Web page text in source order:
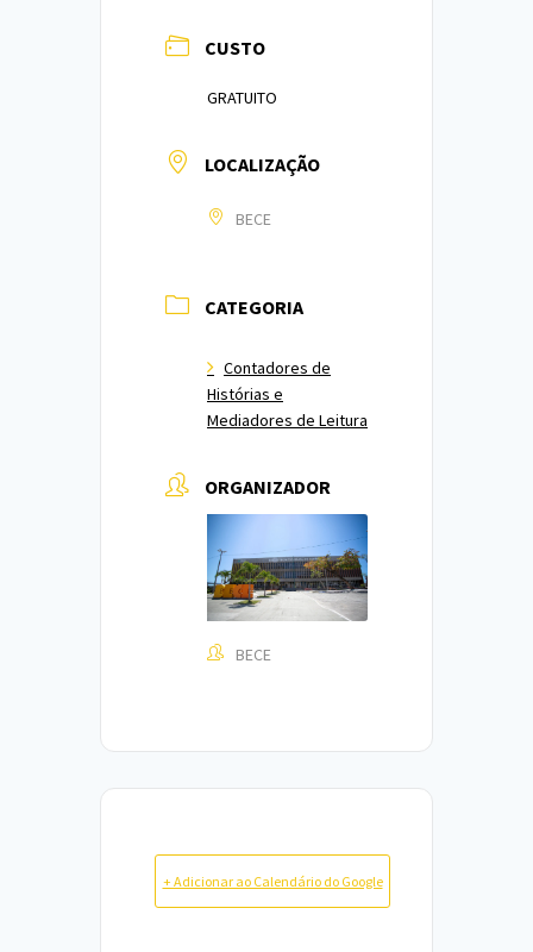
CUSTO
GRATUITO
LOCALIZAÇÃO
BECE
CATEGORIA
Contadores de
Histórias e
Mediadores de Leitura
ORGANIZADOR
BECE
+ Adicionar ao Calendário do Google